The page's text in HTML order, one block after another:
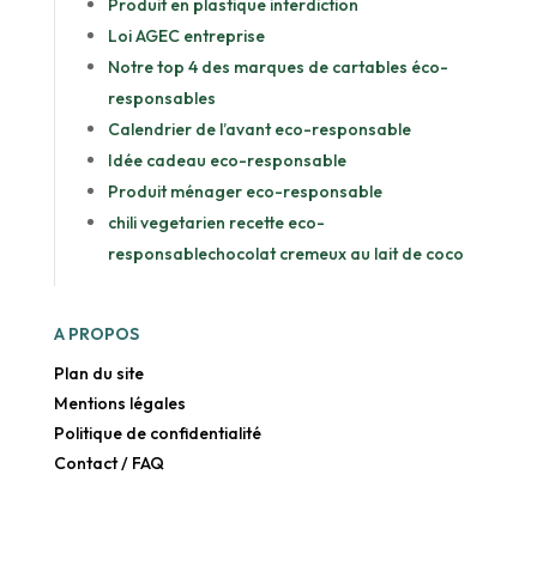
Produit en plastique interdiction
Loi AGEC entreprise
Notre top 4 des marques de cartables éco-
responsables
Calendrier de l’avant eco-responsable
Idée cadeau eco-responsable
Produit ménager eco-responsable
chili vegetarien recette eco-
responsablechocolat cremeux au lait de coco
A PROPOS
Plan du site
Mentions légales
Politique de confidentialité
Contact / FAQ